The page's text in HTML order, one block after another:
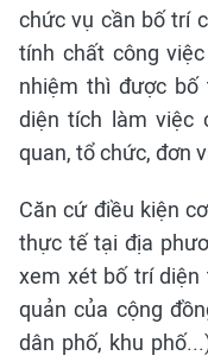
chức vụ cần bố trí
tính chất công
nhiệm thì được
diện tích làm việc
quan, tổ chức, đơn
Căn cứ điều kiện
thực tế tại địa
xem xét bố trí
quản của cộng
dân phố, khu